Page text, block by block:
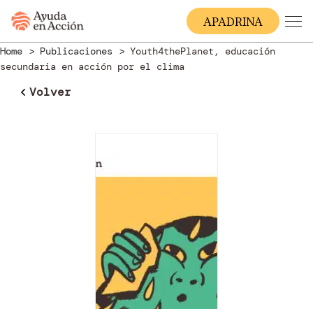
APADRINA
Home Publicaciones
Youth4thePlanet, educación
secundaria en acción por el clima
Volver